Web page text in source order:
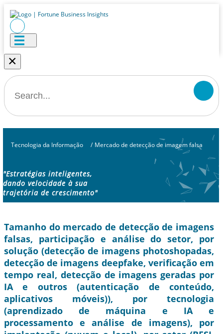
×
Tecnologia da Informação / Mercado de detecção de imagem falsa
"Estratégias inteligentes,
dando velocidade à sua
trajetória de crescimento"
Tamanho do mercado de detecção de imagens
falsas, participação e análise do setor, por
solução (detecção de imagens photoshopadas,
detecção de imagens deepfake, verificação em
tempo real, detecção de imagens geradas por
IA e outros (autenticação de conteúdo,
aplicativos móveis)), por tecnologia
(aprendizado de máquina e IA e
processamento e análise de imagens), por